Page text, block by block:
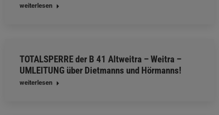
weiterlesen
TOTALSPERRE der B 41 Altweitra – Weitra –
UMLEITUNG über Dietmanns und Hörmanns!
weiterlesen